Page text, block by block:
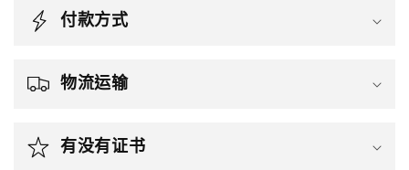
付款方式
物流运输
有没有证书